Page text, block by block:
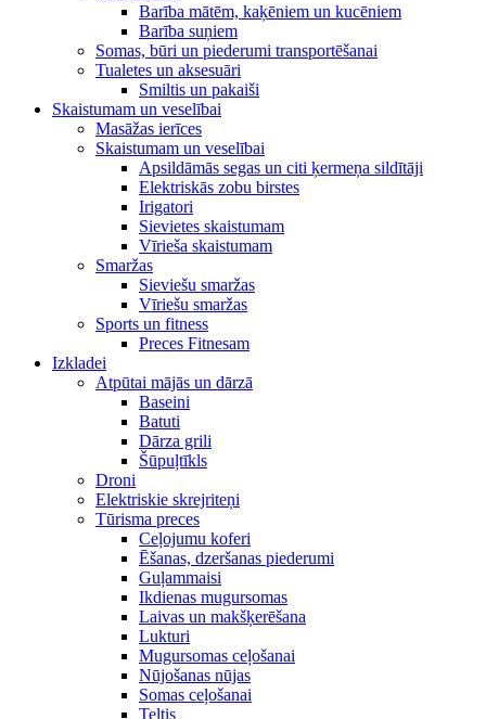
Barība mātēm, kaķēniem un kucēniem
Barība suņiem
Somas, būri un piederumi transportēšanai
Tualetes un aksesuāri
Smiltis un pakaiši
Skaistumam un veselībai
Masāžas ierīces
Skaistumam un veselībai
Apsildāmās segas un citi ķermeņa sildītāji
Elektriskās zobu birstes
Irigatori
Sievietes skaistumam
Vīrieša skaistumam
Smaržas
Sieviešu smaržas
Vīriešu smaržas
Sports un fitness
Preces Fitnesam
Izkladei
Atpūtai mājās un dārzā
Baseini
Batuti
Dārza grili
Šūpuļtīkls
Droni
Elektriskie skrejriteņi
Tūrisma preces
Ceļojumu koferi
Ēšanas, dzeršanas piederumi
Guļammaisi
Ikdienas mugursomas
Laivas un makšķerēšana
Lukturi
Mugursomas ceļošanai
Nūjošanas nūjas
Somas ceļošanai
Teltis